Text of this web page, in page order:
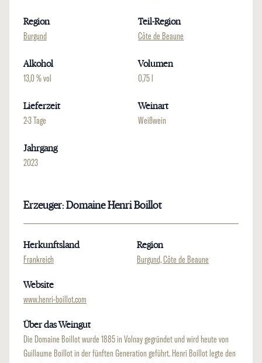
Region
Burgund
Teil-Region
Côte de Beaune
Alkohol
13,0 % vol
Volumen
0,75 l
Lieferzeit
2-3 Tage
Weinart
Weißwein
Jahrgang
2023
Erzeuger: Domaine Henri Boillot
Herkunftsland
Frankreich
Region
Burgund, Côte de Beaune
Website
www.henri-boillot.com
Über das Weingut
Die Domaine Boillot wurde 1885 in Volnay gegründet und wird heute von
Guillaume Boillot in der fünften Generation geführt. Henri Boillot legte den